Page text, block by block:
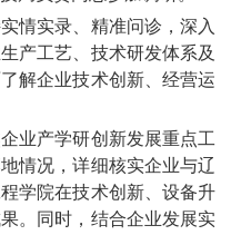
情实录、精准问诊，深入
产工艺、技术研发体系及
解企业技术创新、经营运
业产学研创新发展重点工
情况，详细核实企业与辽
学院在技术创新、设备升
。同时，结合企业发展实